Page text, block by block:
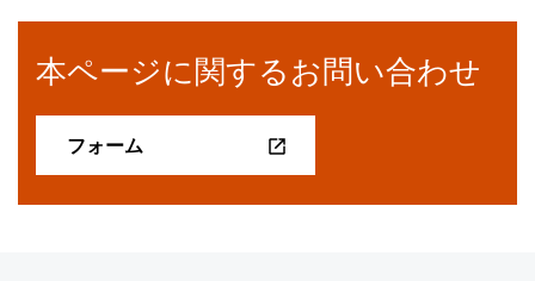
本ページに関するお問い合わせ
フォーム